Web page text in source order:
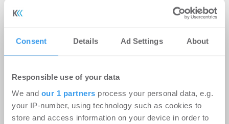
Consent Details Ad Settings About
Responsible use of your data
We and our 1 partners process your personal data, e.g.
your IP-number, using technology such as cookies to
store and access information on your device in order to